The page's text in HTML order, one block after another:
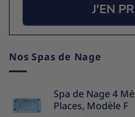
J'EN
Nos Spas de Nage
Spa de Nage 4
Places, Modèle F